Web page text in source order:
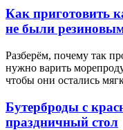
Как приготовить
не были
Разберём, почему так
нужно варить
чтобы они остались
Бутерброды с
праздничный стол